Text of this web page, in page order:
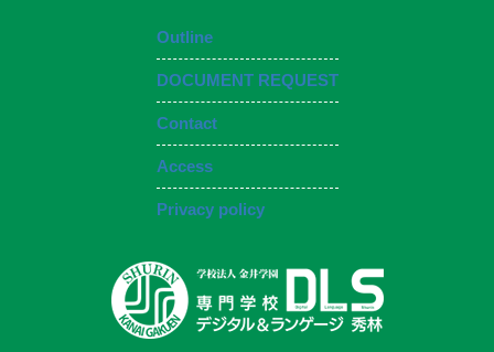
Outline
DOCUMENT REQUEST
Contact
Access
Privacy policy